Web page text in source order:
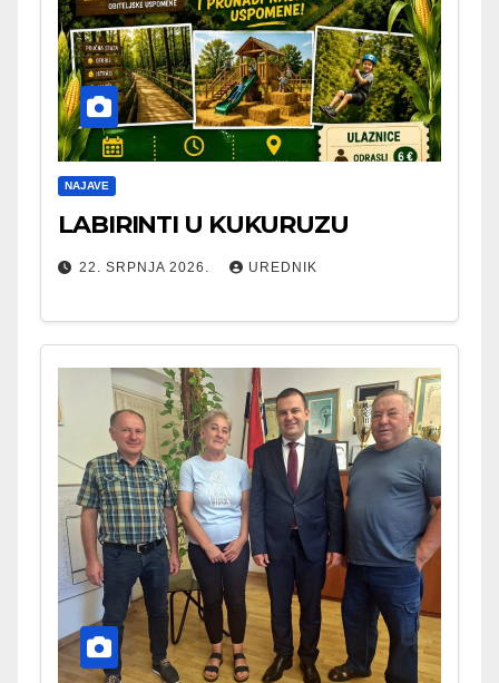
NAJAVE
LABIRINTI U KUKURUZU
22. SRPNJA 2026. UREDNIK